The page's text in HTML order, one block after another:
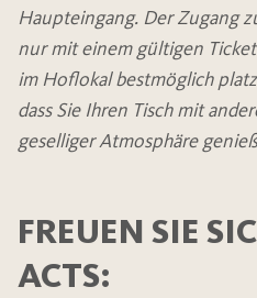
Haupteingang. Der Zugang
nur mit einem gültigen
im Hoflokal bestmöglich
dass Sie Ihren Tisch mit
geselliger Atmosphäre
FREUEN SIE
ACTS: